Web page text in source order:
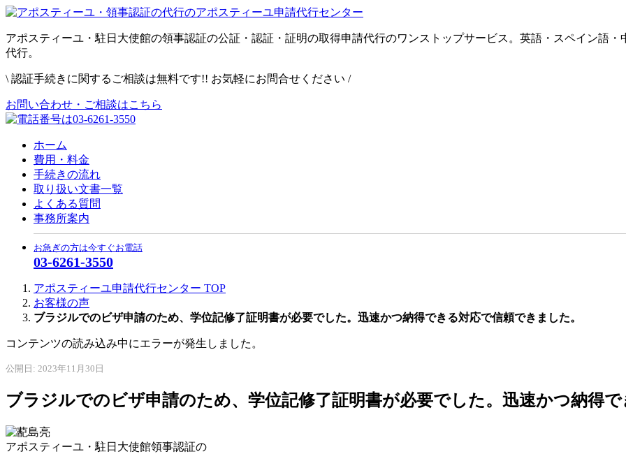
アポスティーユ・駐日大使館の領事認証の公証・認証・証明の取得申請代行のワンストップサービス。英語・スペイン語
代行。
\ 認証手続きに関するご相談は無料です!! お気軽にお問合せください /
お問い合わせ・ご相談はこちら
ホーム
費用・料金
手続きの流れ
取り扱い文書一覧
よくある質問
事務所案内
お急ぎの方は今すぐお電話
03-6261-3550
アポスティーユ申請代行センター TOP
お客様の声
ブラジルでのビザ申請のため、学位記修了証明書が必要でした。迅速かつ納得できる対応で信頼できました。
コンテンツの読み込み中にエラーが発生しました。
公開日: 2023年11月30日
ブラジルでのビザ申請のため、学位記修了証明書が必要でした。迅速かつ納得で
アポスティーユ・駐日大使館領事認証の